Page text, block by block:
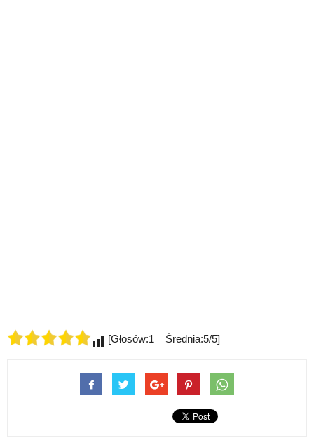
[Głosów:1 Średnia:5/5]